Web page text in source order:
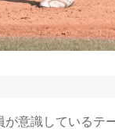
意識しているテ